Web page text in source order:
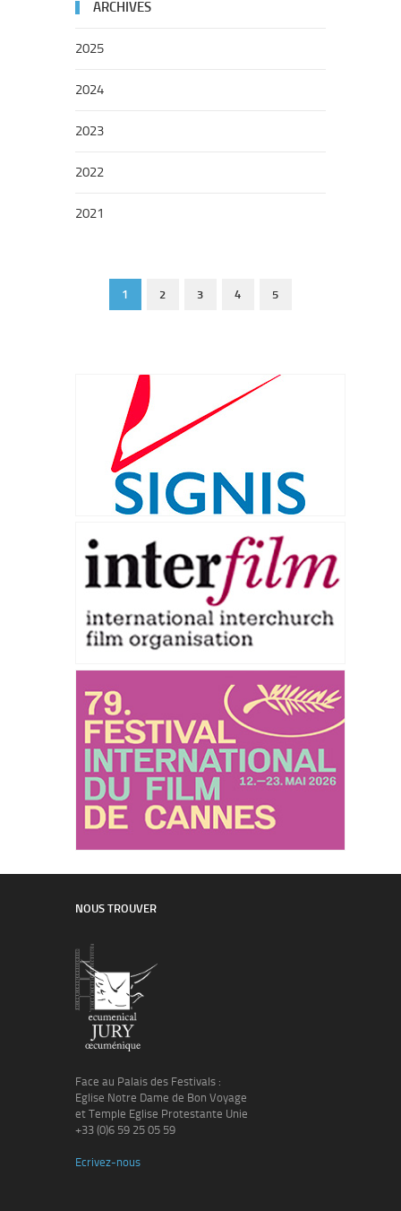
ARCHIVES
2025
2024
2023
2022
2021
1 2 3 4 5
NOUS TROUVER
Face au Palais des Festivals :
Eglise Notre Dame de Bon Voyage
et Temple Eglise Protestante Unie
+33 (0)6 59 25 05 59
Ecrivez-nous